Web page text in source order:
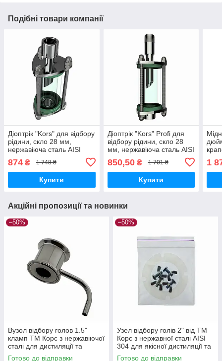
Подібні товари компанії
Діоптрік "Kors" для відбору
рідини, скло 28 мм,
нержавіюча сталь AISI
874 ₴ 1 748 ₴
Купити
Діоптрік "Kors" Profi для
відбору рідини, скло 28
мм, нержавіюча сталь AISI
850,50₴ 1 701 ₴
Купити
1
Акційні пропозиції та новинки
–50%
Вузол відбору голов 1.5"
кламп ТМ Корс з нержавіючої
сталі для дистиляції та
контролю швидкості відбору
Готово до відправки
–50%
Узел відбору голів 2" від ТМ
Корс з нержавної сталі AISI
304 для якісної дистиляції та
контролю міцності
Готово до відправки